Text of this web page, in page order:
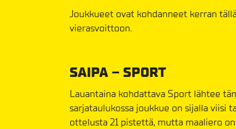
Joukkueet ovat kohdanneet kerran
vierasvoittoon.
SAIPA – SPORT
Lauantaina kohdattava Sport lähtee
sarjataulukossa joukkue on sijalla viisi
ottelusta 21 pistettä, mutta maaliero